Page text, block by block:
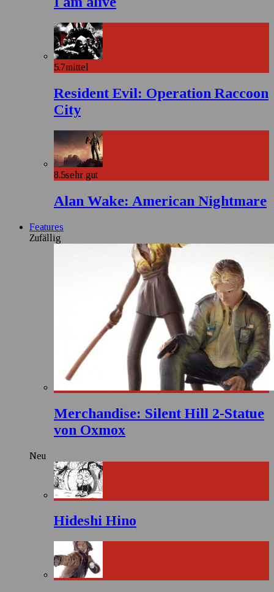
5.7mittel
Resident Evil: Operation Raccoon
City
8.5sehr gut
Alan Wake: American Nightmare
Features
Zufällig
Merchandise: Silent Hill 2-Statue
von Oxmox
Neu
Hideshi Hino